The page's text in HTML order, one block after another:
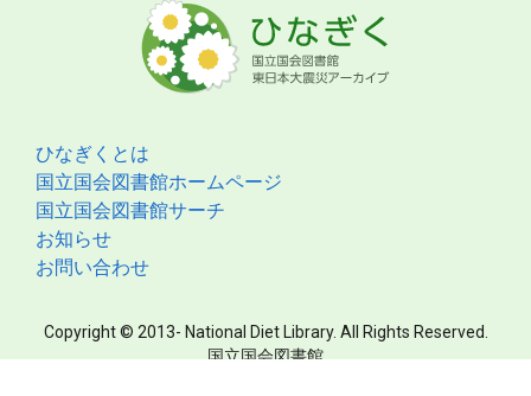
ひなぎくとは
国立国会図書館ホームページ
国立国会図書館サーチ
お知らせ
お問い合わせ
Copyright © 2013- National Diet Library. All Rights Reserved.